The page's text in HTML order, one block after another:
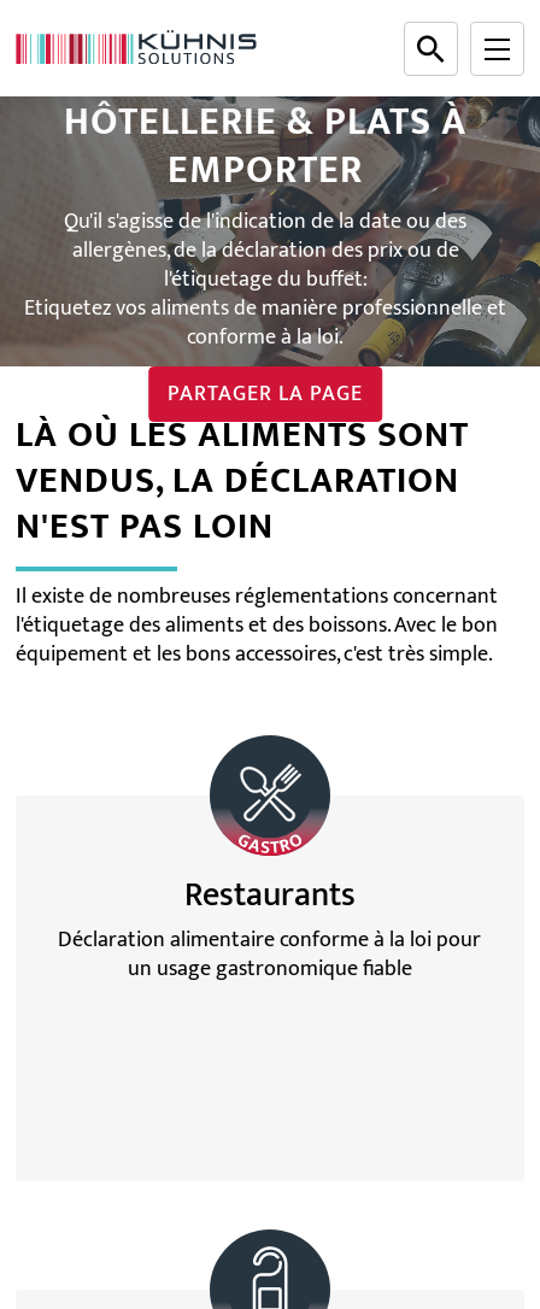
HÔTELLERIE & PLATS À
EMPORTER
Qu'il s'agisse de l'indication de la date ou des
allergènes, de la déclaration des prix ou de
l'étiquetage du buffet:
Etiquetez vos aliments de manière professionnelle et
conforme à la loi.
PARTAGER LA PAGE
LÀ OÙ LES ALIMENTS SONT
VENDUS, LA DÉCLARATION
N'EST PAS LOIN
Il existe de nombreuses réglementations concernant
l'étiquetage des aliments et des boissons. Avec le bon
équipement et les bons accessoires, c'est très simple.
Restaurants
Déclaration alimentaire conforme à la loi pour
un usage gastronomique fiable